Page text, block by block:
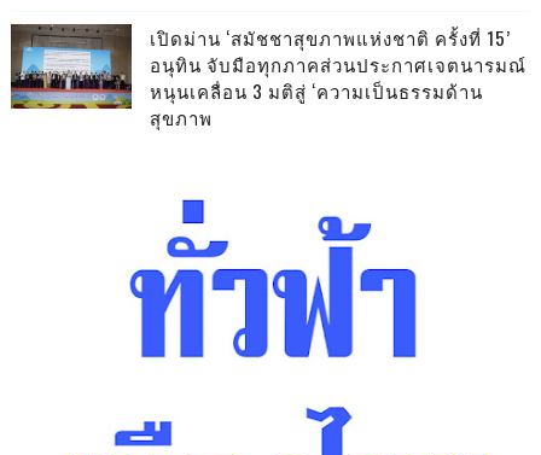
เปิดม่าน ‘สมัชชาสุขภาพแห่งชาติ ครั้งที่ 15’
อนุทิน จับมือทุกภาคส่วนประกาศเจตนารมณ์
หนุนเคลื่อน 3 มติสู่ ‘ความเป็นธรรมด้าน
สุขภาพ